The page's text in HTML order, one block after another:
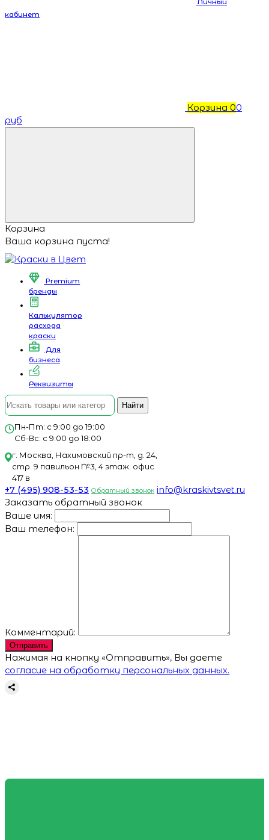
кабинет
Корзина 00
руб
Корзина
Ваша корзина пуста!
Premium
бренды
Калькулятор
расхода
краски
Для
бизнеса
Реквизиты
Найти
Пн-Пт: с 9:00 до 19:00
Сб-Вс: с 9:00 до 18:00
г. Москва, Нахимовский пр-т, д. 24,
стр. 9 павильон №3, 4 этаж. офис
417 в
+7 (495) 908-53-53 Обратный звонок info@kraskivtsvet.ru
Заказать обратный звонок
Ваше имя:
Ваш телефон:
Комментарий:
Отправить
Нажимая на кнопку «Отправить», Вы даете
согласие на обработку персональных данных.